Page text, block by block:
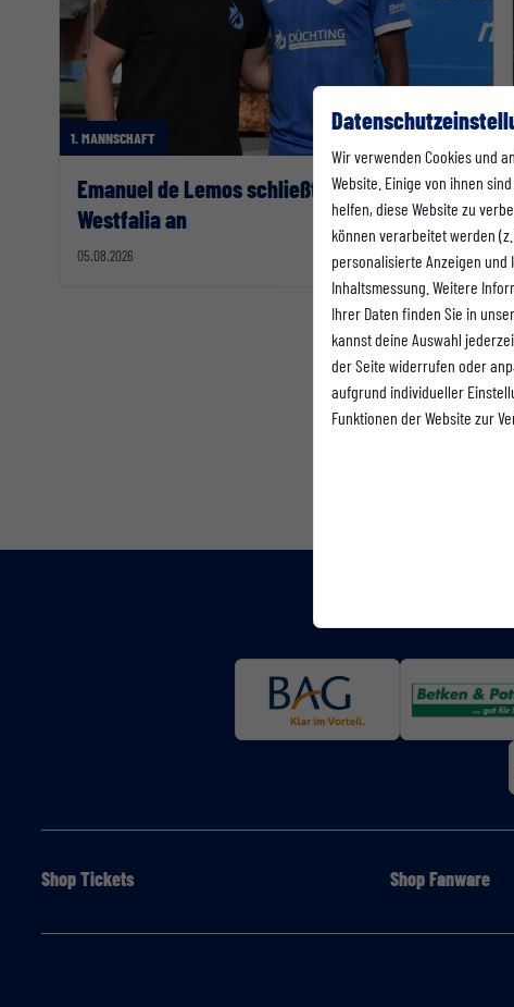
Wir verwenden Cookies und
Website. Einige von ihnen
helfen, diese Website zu
können verarbeitet werden
personalisierte Anzeigen und
Inhaltsmessung. Weitere
Ihrer Daten finden Sie in
kannst deine Auswahl
der Seite widerrufen oder
aufgrund individueller
Funktionen der Website zur
1. MANNSCHAFT
Emanuel de Lemos schließt sich der
Westfalia an
05.08.2026
Shop Tickets Shop Fanware